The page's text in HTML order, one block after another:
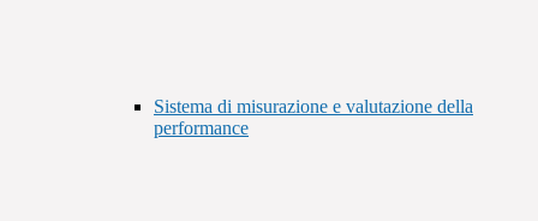
Sistema di misurazione e valutazione della
performance